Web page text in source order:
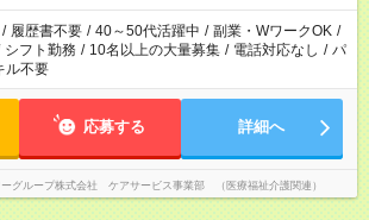
/ 履歴書不要 / 40～50代活躍中 / 副業・WワークOK /
シフト勤務 / 10名以上の大量募集 / 電話対応なし / パ
ル不要
応募する 詳細へ
ーグループ株式会社 ケアサービス事業部 （医療福祉介護関連）